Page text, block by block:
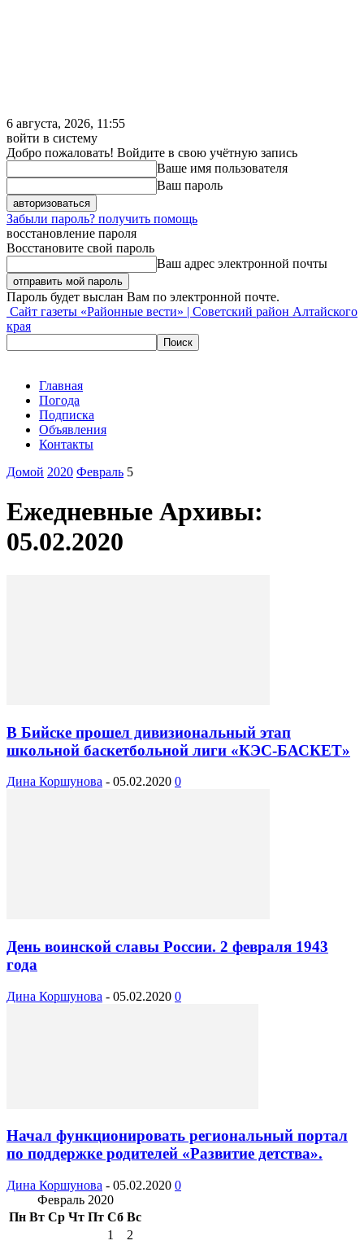
6 августа, 2026, 11:55
войти в систему
Добро пожаловать! Войдите в свою учётную запись
Ваше имя пользователя
Ваш пароль
Забыли пароль? получить помощь
восстановление пароля
Восстановите свой пароль
Ваш адрес электронной почты
Пароль будет выслан Вам по электронной почте.
Сайт газеты «Районные вести» | Советский район Алтайского
края
Главная
Погода
Подписка
Объявления
Контакты
Домой 2020 Февраль 5
Ежедневные Архивы:
05.02.2020
В Бийске прошел дивизиональный этап
школьной баскетбольной лиги «КЭС-БАСКЕТ»
Дина Коршунова - 05.02.2020 0
День воинской славы России. 2 февраля 1943
года
Дина Коршунова - 05.02.2020 0
Начал функционировать региональный портал
по поддержке родителей «Развитие детства».
Дина Коршунова - 05.02.2020 0
Февраль 2020
Пн Вт Ср Чт Пт Сб Вс
1
2